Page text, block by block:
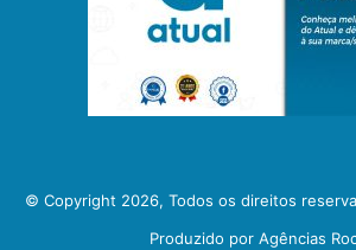
© Copyright 2026, Todos os direitos
Produzido por Agências